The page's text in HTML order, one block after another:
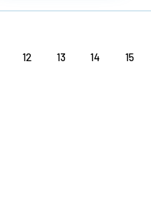
12 13 14 15